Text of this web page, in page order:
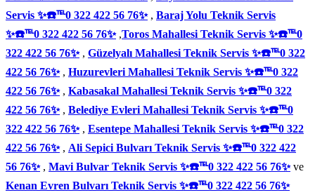
Servis ✨☎️℡0 322 422 56 76✨, Baraj Yolu Teknik Servis
✨☎️℡0 322 422 56 76✨,Toros Mahallesi Teknik Servis ✨☎️℡0
322 422 56 76✨, Güzelyalı Mahallesi Teknik Servis ✨☎️℡0 322
422 56 76✨, Huzurevleri Mahallesi Teknik Servis ✨☎️℡0 322
422 56 76✨, Kabasakal Mahallesi Teknik Servis ✨☎️℡0 322
422 56 76✨, Belediye Evleri Mahallesi Teknik Servis ✨☎️℡0
322 422 56 76✨, Esentepe Mahallesi Teknik Servis ✨☎️℡0 322
422 56 76✨, Ali Sepici Bulvarı Teknik Servis ✨☎️℡0 322 422
56 76✨, Mavi Bulvar Teknik Servis ✨☎️℡0 322 422 56 76✨ve
Kenan Evren Bulvarı Teknik Servis ✨☎️℡0 322 422 56 76✨